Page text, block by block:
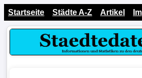
Startseite Städte A-Z Artikel